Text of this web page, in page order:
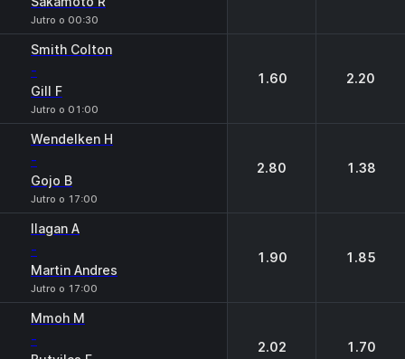
Jutro o 00:30
Smith Colton
-
Gill F
Jutro o 01:00
1.60 2.20
Wendelken H
-
Gojo B
Jutro o 17:00
2.80 1.38
Ilagan A
-
Martin Andres
Jutro o 17:00
1.90 1.85
Mmoh M
- 2.02 1.70